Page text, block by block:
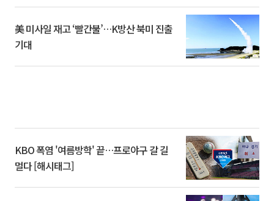
美 미사일 재고 ‘빨간불’…K방산 북미 진출
기대
KBO 폭염 '여름방학' 끝…프로야구 갈 길
멀다 [해시태그]